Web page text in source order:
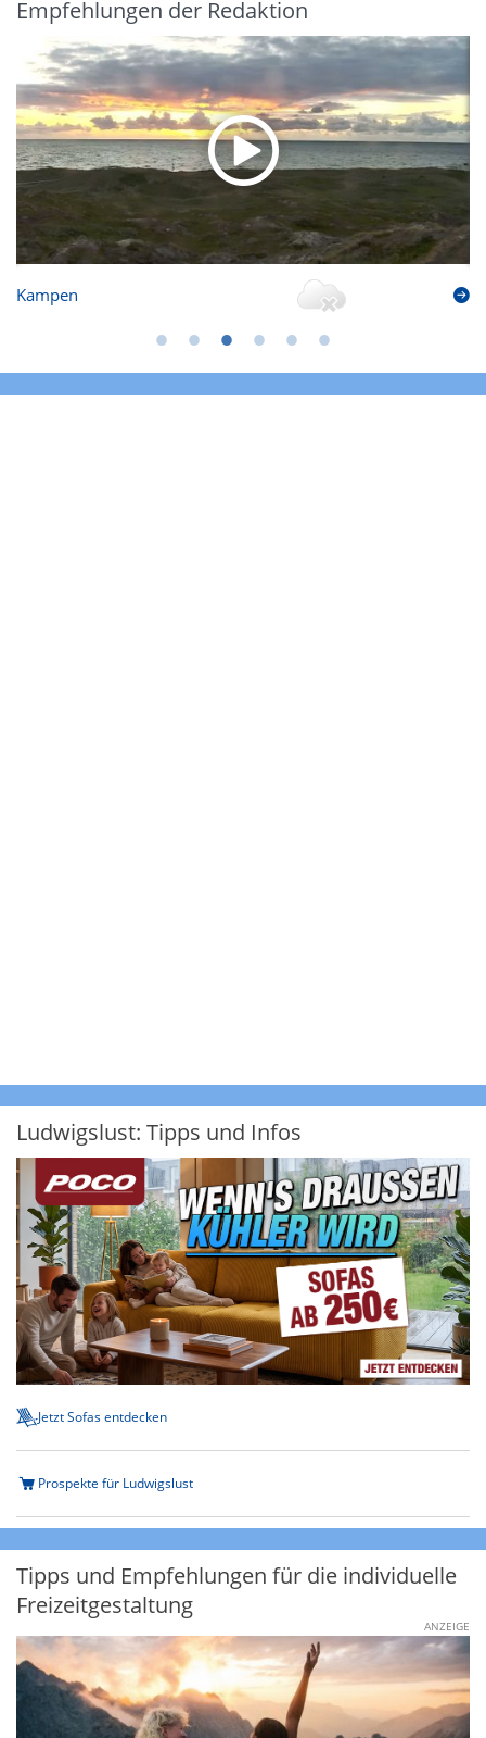
Empfehlungen der Redaktion
Kampen
Ludwigslust: Tipps und Infos
Jetzt Sofas entdecken
Prospekte für Ludwigslust
Tipps und Empfehlungen für die individuelle
Freizeitgestaltung
ANZEIGE